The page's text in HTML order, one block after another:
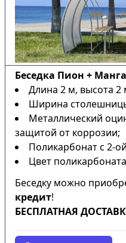
Беседка Пион +
Длина 2 м, высота
Ширина
Металлический
защитой от коррозии;
Поликарбонат с 2-
Цвет
Беседку можно
кредит!
БЕСПЛАТНАЯ